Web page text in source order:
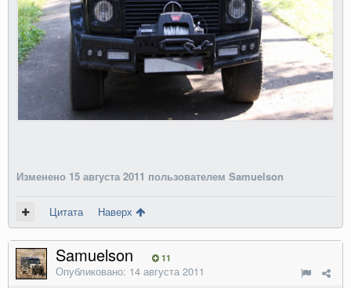
Изменено 15 августа 2011 пользователем Samuelson
Цитата Наверх
Samuelson 11
Опубликовано: 14 августа 2011